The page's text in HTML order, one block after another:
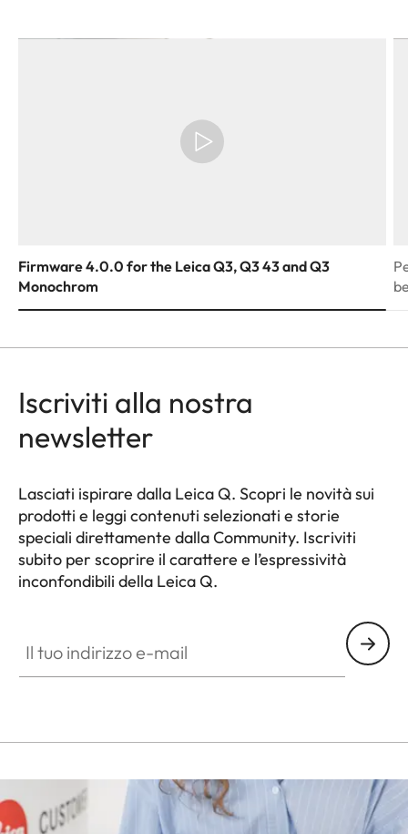
Firmware 4.0.0 for the Leica Q3, Q3 43 and Q3
Monochrom
Iscriviti alla nostra
newsletter
Lasciati ispirare dalla Leica Q. Scopri le novità sui
prodotti e leggi contenuti selezionati e storie
speciali direttamente dalla Community. Iscriviti
subito per scoprire il carattere e l’espressività
inconfondibili della Leica Q.